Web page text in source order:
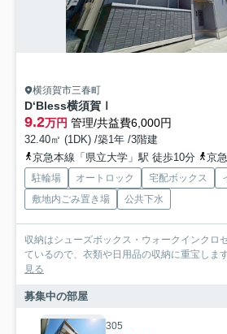
横須賀市三春町
D‘Bless横須賀Ⅰ
9.2万円 管理/共益費6,000円
32.40㎡ (1DK) /築1年 /3階建
京急本線「県立大学」駅 徒歩10分
京急
駐輪場 オートロック 宅配ボックス
敷地内ごみ置き場
公共下水
収納はシューズボックス・ウォークインクロ
ているので、衣類や日用品の収納に重宝しま
見る
募集中の部屋
305